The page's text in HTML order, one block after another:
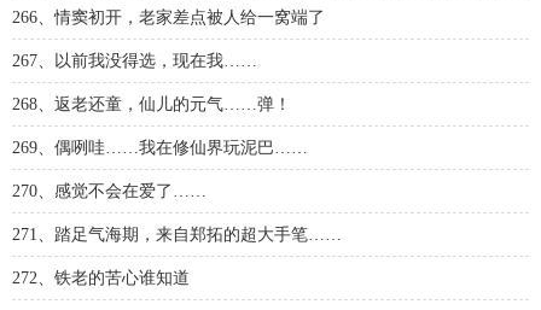
266、情窦初开，老家差点被人给一窝端了
267、以前我没得选，现在我……
268、返老还童，仙儿的元气……弹！
269、偶咧哇……我在修仙界玩泥巴……
270、感觉不会在爱了……
271、踏足气海期，来自郑拓的超大手笔……
272、铁老的苦心谁知道